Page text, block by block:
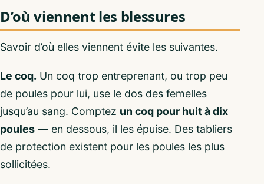
D’où viennent les blessures
Savoir d’où elles viennent évite les suivantes.
Le coq. Un coq trop entreprenant, ou trop peu
de poules pour lui, use le dos des femelles
jusqu’au sang. Comptez un coq pour huit à dix
poules — en dessous, il les épuise. Des tabliers
de protection existent pour les poules les plus
sollicitées.